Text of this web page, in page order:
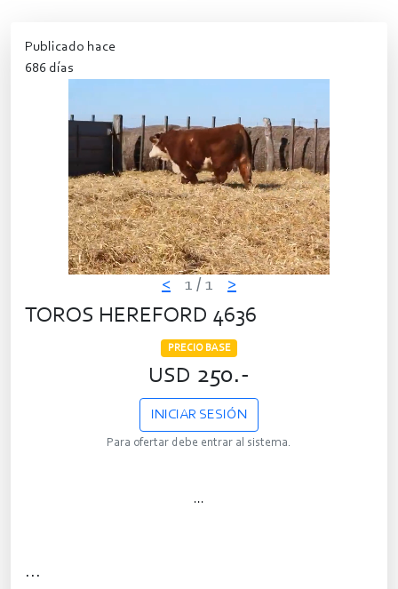
Publicado hace
686 días
< 1 / 1 >
TOROS HEREFORD 4636
PRECIO BASE
USD 250.-
INICIAR SESIÓN
Para ofertar debe entrar al sistema.
...
...